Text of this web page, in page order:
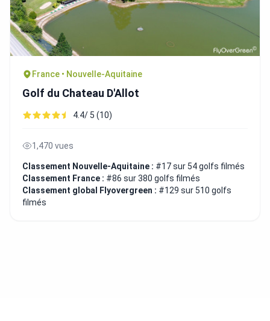
France • Nouvelle-Aquitaine
Golf du Chateau D'Allot
4.4/ 5 (10)
1,470 vues
Classement Nouvelle-Aquitaine : #17 sur 54 golfs filmés
Classement France : #86 sur 380 golfs filmés
Classement global Flyovergreen : #129 sur 510 golfs
filmés